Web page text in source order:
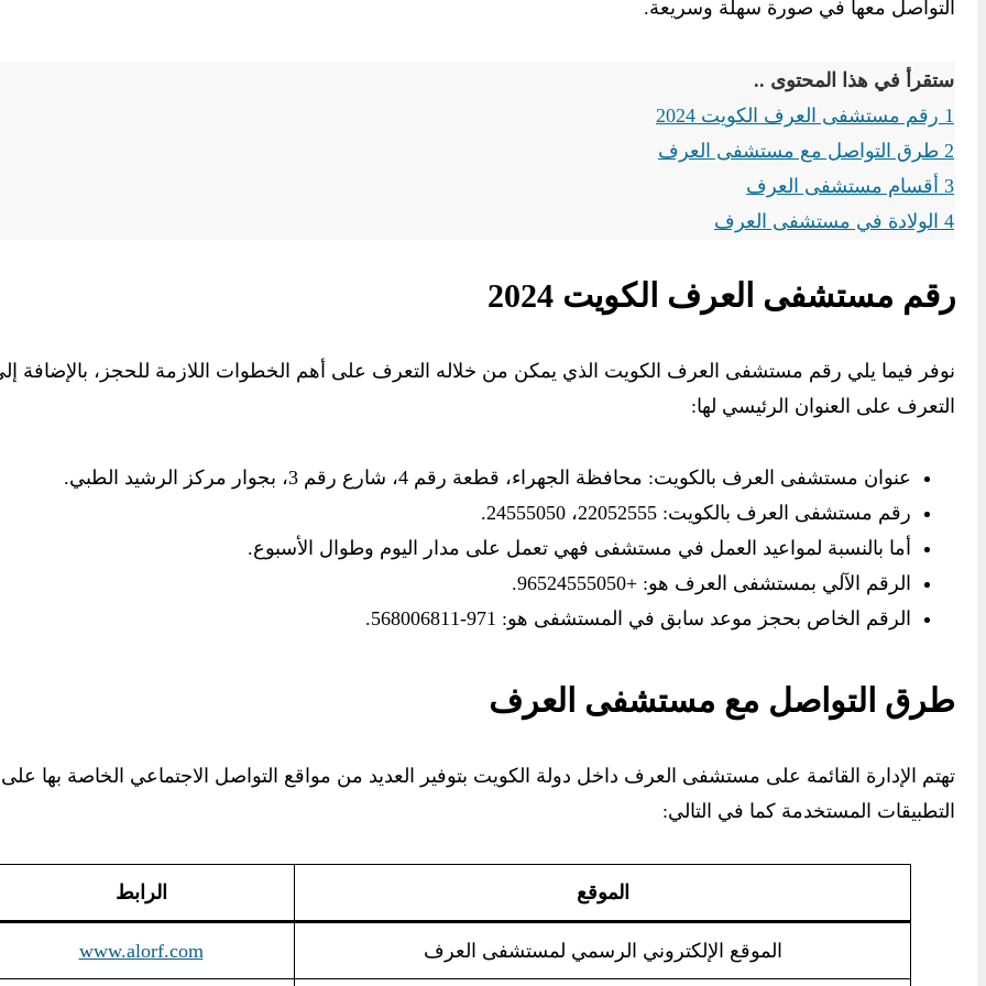
التواصل معها في صورة سهلة وسريعة.
ستقرأ في هذا المحتوى ..
1 رقم مستشفى العرف الكويت 2024
2 طرق التواصل مع مستشفى العرف
3 أقسام مستشفى العرف
4 الولادة في مستشفى العرف
رقم مستشفى العرف الكويت 2024
نوفر فيما يلي رقم مستشفى العرف الكويت الذي يمكن من خلاله التعرف على أهم الخطوات اللازمة للحجز، بالإضافة
التعرف على العنوان الرئيسي لها:
عنوان مستشفى العرف بالكويت: محافظة الجهراء، قطعة رقم 4، شارع رقم 3، بجوار مركز الرشيد الطبي.
رقم مستشفى العرف بالكويت: 22052555، 24555050.
أما بالنسبة لمواعيد العمل في مستشفى فهي تعمل على مدار اليوم وطوال الأسبوع.
الرقم الآلي بمستشفى العرف هو: +96524555050.
الرقم الخاص بحجز موعد سابق في المستشفى هو: 971-568006811.
طرق التواصل مع مستشفى العرف
تهتم الإدارة القائمة على مستشفى العرف داخل دولة الكويت بتوفير العديد من مواقع التواصل الاجتماعي الخاصة بها
التطبيقات المستخدمة كما في التالي:
الموقع الرابط
الموقع الإلكتروني الرسمي لمستشفى العرف www.alorf.com